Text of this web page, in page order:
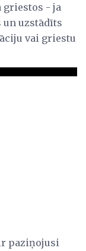
- ja
un uzstādīts
vai griestu
paziņojusi